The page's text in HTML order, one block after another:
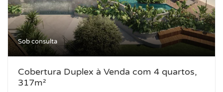
Sob consulta
Cobertura Duplex à Venda com 4 quartos,
317m²